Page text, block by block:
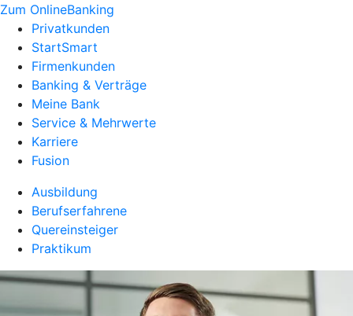
Zum OnlineBanking
Privatkunden
StartSmart
Firmenkunden
Banking & Verträge
Meine Bank
Service & Mehrwerte
Karriere
Fusion
Ausbildung
Berufserfahrene
Quereinsteiger
Praktikum